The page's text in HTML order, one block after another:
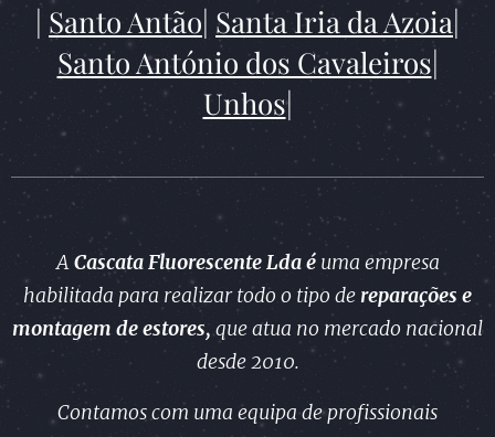
| Santo Antão| Santa Iria da Azoia|
Santo António dos Cavaleiros|
Unhos|
ACascata Fluorescente Lda éuma empresa
habilitada para realizar todo o tipo de reparações e
montagem de estores,que atua no mercado nacional
desde 2010.
Contamos com uma equipa de profissionais